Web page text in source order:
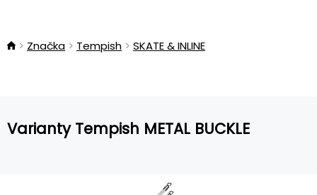
Značka Tempish SKATE & INLINE
Varianty Tempish METAL BUCKLE